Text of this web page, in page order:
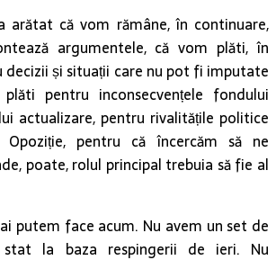
că vom rămâne, în continuare,
argumentele, că vom plăti, în
decizii și situații care nu pot fi imputate
pentru inconsecvențele fondului
actualizare, pentru rivalitățile politice
pentru că încercăm să ne
poate, rolul principal trebuia să fie al
putem face acum. Nu avem un set de
la baza respingerii de ieri. Nu